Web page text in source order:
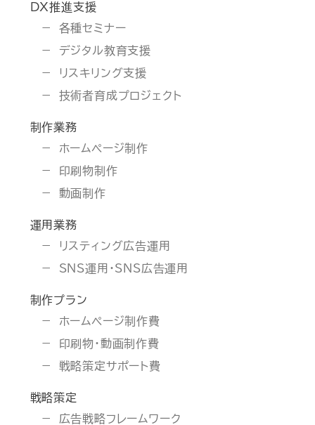
DX推進支援
各種セミナー
デジタル教育支援
リスキリング支援
技術者育成プロジェクト
制作業務
ホームページ制作
印刷物制作
動画制作
運用業務
リスティング広告運用
SNS運用・SNS広告運用
制作プラン
ホームページ制作費
印刷物・動画制作費
戦略策定サポート費
戦略策定
広告戦略フレームワーク